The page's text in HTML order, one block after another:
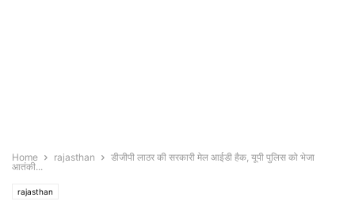
Home rajasthan
डीजीपी लाठर की सरकारी मेल आईडी हैक, यूपी पुलिस को भेजा
आतंकी...
rajasthan